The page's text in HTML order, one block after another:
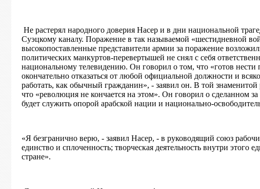
Не растерял народного доверия Насер и в дни национальной
Суэцкому каналу. Поражение в так называемой «шестидневной
высокопоставленные представители армии за поражение
политических манкуртов-перевертышей не снял с себя
национальному телевидению. Он говорил о том, что «готов
окончательно отказаться от любой официальной должности и
работать, как обычный гражданин», - заявил он. В той
что «революция не кончается на этом». Он говорил о сделанном
будет служить опорой арабской нации и национально-
«Я безгранично верю, - заявил Насер, - в руководящий союз
единство и сплоченность; творческая деятельность внутри этого
стране».